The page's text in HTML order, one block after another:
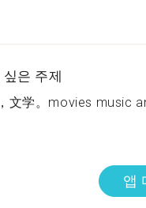
은 주제
文学。movies music
앱